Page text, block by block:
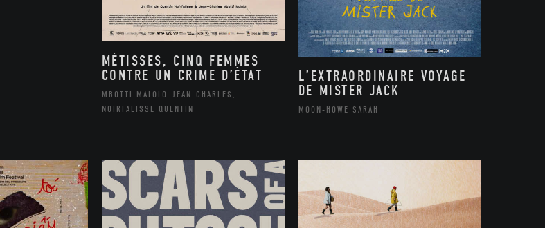
MÉTISSES, CINQ FEMMES
CONTRE UN CRIME D’ÉTAT
MBOTTI MALOLO JEAN-CHARLES,
NOIRFALISSE QUENTIN
L’EXTRAORDINAIRE VOYAGE
DE MISTER JACK
MOON-HOWE SARAH